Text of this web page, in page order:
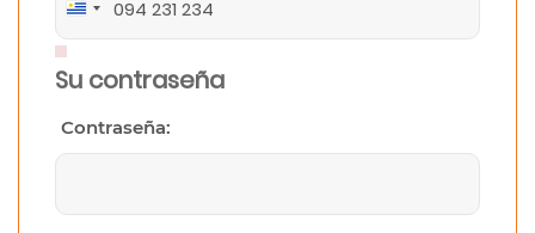
Uruguay
+598
Su contraseña
Contraseña: